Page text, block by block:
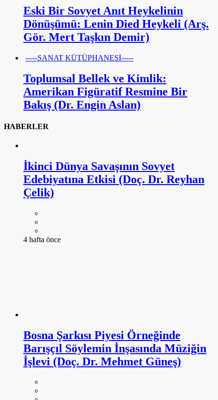
Eski Bir Sovyet Anıt Heykelinin
Dönüşümü: Lenin Died Heykeli (Arş.
Gör. Mert Taşkın Demir)
-----SANAT KÜTÜPHANESİ-----
Toplumsal Bellek ve Kimlik:
Amerikan Figüratif Resmine Bir
Bakış (Dr. Engin Aslan)
HABERLER
İkinci Dünya Savaşının Sovyet
Edebiyatına Etkisi (Doç. Dr. Reyhan
Çelik)
4 hafta önce
Bosna Şarkısı Piyesi Örneğinde
Barışçıl Söylemin İnşasında Müziğin
İşlevi (Doç. Dr. Mehmet Güneş)